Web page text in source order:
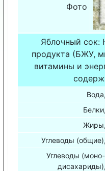
Фото
Яблочный сок:
продукта (БЖУ,
витамины и
Углеводы
Углеводы